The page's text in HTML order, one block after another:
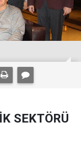
SEKTÖRÜ